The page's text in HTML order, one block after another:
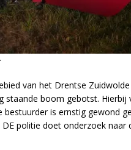
van het Drentse
staande boom gebotst.
is ernstig gewond
politie doet onderzoek naar